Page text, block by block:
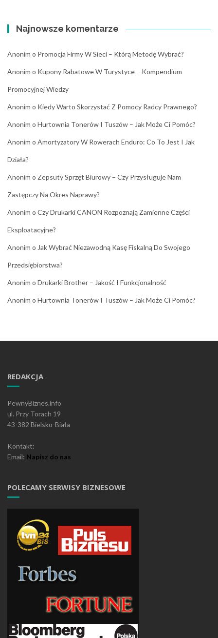
Najnowsze komentarze
Anonim o Promocja Firmy W Sieci – Którą Metodę Wybrać?
Anonim o Kupony Rabatowe W Turystyce – Kompendium
Promocyjnej Wiedzy
Anonim o Kiedy Warto Skorzystać Z Pomocy Radcy Prawnego?
Anonim o Hurtownia Tonerów I Tuszów – Jak Może Ci Pomóc?
Anonim o Amortyzatory W Rowerach Enduro: Co To Jest I Jak
Działa?
Anonim o Zepsuty Sprzęt Biurowy – Czy Przysługuje Nam
Zastępczy Na Okres Naprawy?
Anonim o Czy Drukarki CANON Rozpoznają Zamienne Części
Eksploatacyjne?
Anonim o Jak Wybrać Niezawodną Kasę Fiskalną Do Swojego
Przedsiębiorstwa?
Anonim o Drukarki Brother – Jakość I Funkcjonalność
Anonim o Hurtownia Tonerów I Tuszów – Jak Może Ci Pomóc?
REDAKCJA
PewnyBiznes.info
ul. Przy Torach 19
43-382 Bielsko-Biała
Kontakt:
Email: Napisz do nas
POLECAMY SERWISY BIZNESOWE